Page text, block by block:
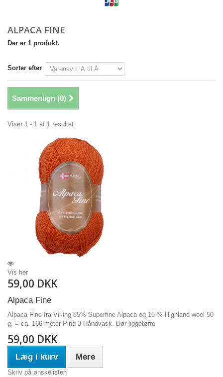
ALPACA FINE
Der er 1 produkt.
Sorter efter
Sammenlign (0)
Viser 1 - 1 af 1 resultat
Vis her
59,00 DKK
Alpaca Fine
Alpaca Fine fra Viking 85% Superfine Alpaca og 15 % Highland wool 50
g. = ca. 166 meter Pind 3 Håndvask. Bør liggetørre
59,00 DKK
Læg i kurv Mere
Skriv på ønskelisten